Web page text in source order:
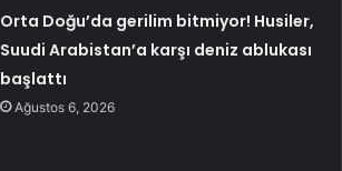
Orta Doğu’da gerilim bitmiyor! Husiler,
Suudi Arabistan’a karşı deniz ablukası
başlattı
Ağustos 6, 2026